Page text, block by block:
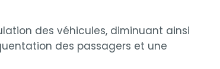
des véhicules, diminuant ainsi
des passagers et une